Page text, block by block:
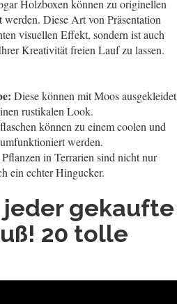
Holzboxen können zu originellen
Diese Art von Präsentation
visuellen Effekt, sondern ist auch
Kreativität freien Lauf zu lassen.
Diese können mit Moos ausgekleidet
rustikalen Look.
können zu einem coolen und
werden.
in Terrarien sind nicht nur
ein echter Hingucker.
jeder gekaufte
20 tolle